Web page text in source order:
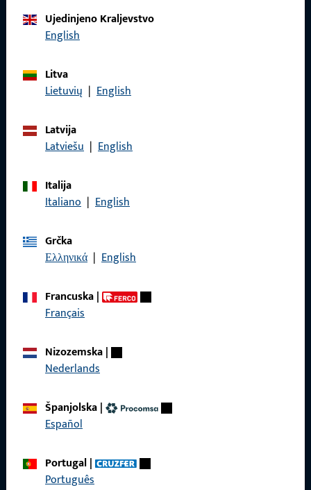
Obratite nam se
Ujedinjeno Kraljevstvo
English
Litva
Lietuvių | English
Latvija
Latviešu | English
Italija
Italiano | English
Grčka
Ελληνικά | English
Francuska|
Français
Nizozemska|
Nederlands
Španjolska|
Español
Portugal|
Português
Zaštita podataka
Brzi pristup